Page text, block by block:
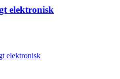
elektronisk